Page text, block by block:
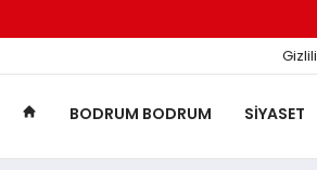
BODRUM BODRUM SIYASET